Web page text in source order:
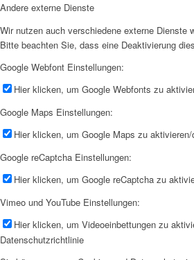
Andere externe Dienste
Wir nutzen auch verschiedene externe Dienste
Bitte beachten Sie, dass eine Deaktivierung
Google Webfont Einstellungen:
Hier klicken, um Google Webfonts zu
Google Maps Einstellungen:
Hier klicken, um Google Maps zu
Google reCaptcha Einstellungen:
Hier klicken, um Google reCaptcha zu
Vimeo und YouTube Einstellungen:
Hier klicken, um Videoeinbettungen zu
Datenschutzrichtlinie